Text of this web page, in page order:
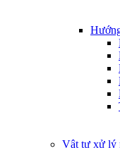
Vật tư xử lý